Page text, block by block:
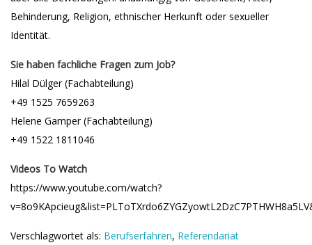
Behinderung, Religion, ethnischer Herkunft oder sexueller
Identität.
Sie haben fachliche Fragen zum Job?
Hilal Dülger (Fachabteilung)
+49 1525 7659263
Helene Gamper (Fachabteilung)
+49 1522 1811046
Videos To Watch
https://www.youtube.com/watch?
Verschlagwortet als: Berufserfahren, Referendariat